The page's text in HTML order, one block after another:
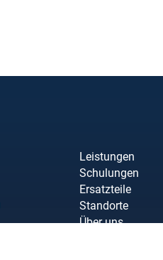
Leistungen
Schulungen
Ersatzteile
Standorte
Über uns